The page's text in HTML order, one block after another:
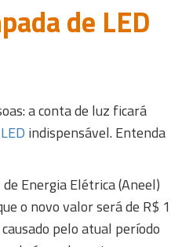
de LED
a conta de luz ficará
indispensável. Entenda
Energia Elétrica (Aneel)
o novo valor será de R$ 1
pelo atual período